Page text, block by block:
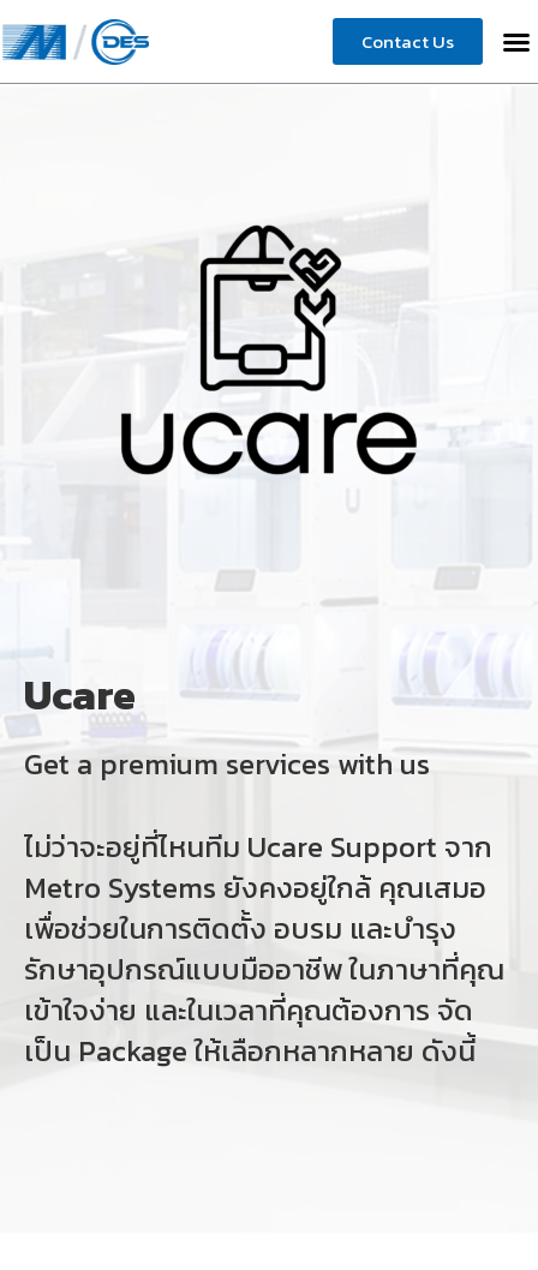
Contact Us
Ucare
Get a premium services with us
ไม่ว่าจะอยู่ที่ไหนทีม Ucare Support จาก
Metro Systems ยังคงอยู่ใกล้ คุณเสมอ
เพื่อช่วยในการติดตั้ง อบรม และบํารุง
รักษาอุปกรณ์แบบมืออาชีพ ในภาษาที่คุณ
เข้าใจง่าย และในเวลาที่คุณต้องการ จัด
เป็น Package ให้เลือกหลากหลาย ดังนี้